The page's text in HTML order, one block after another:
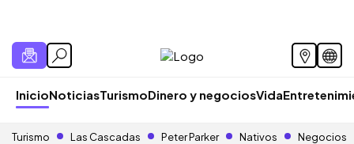
InicioNoticiasTurismoDinero y negociosVida
Turismo Las Cascadas Peter Parker Nativos Negocios